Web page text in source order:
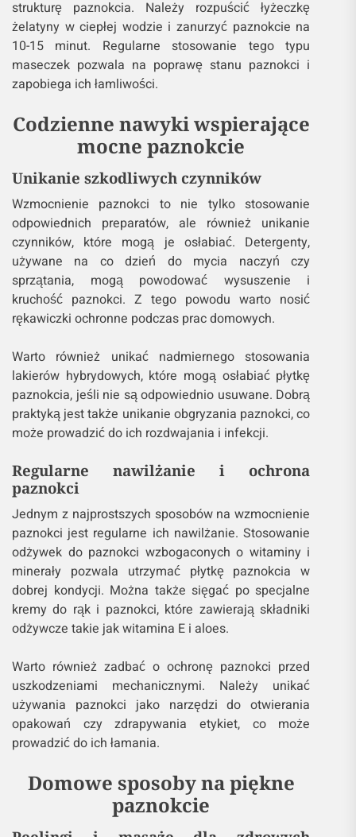
strukturę paznokcia. Należy rozpuścić łyżeczkę
żelatyny w ciepłej wodzie i zanurzyć paznokcie na
10-15 minut. Regularne stosowanie tego typu
maseczek pozwala na poprawę stanu paznokci i
zapobiega ich łamliwości.
Codzienne nawyki wspierające
mocne paznokcie
Unikanie szkodliwych czynników
Wzmocnienie paznokci to nie tylko stosowanie
odpowiednich preparatów, ale również unikanie
czynników, które mogą je osłabiać. Detergenty,
używane na co dzień do mycia naczyń czy
sprzątania, mogą powodować wysuszenie i
kruchość paznokci. Z tego powodu warto nosić
rękawiczki ochronne podczas prac domowych.
Warto również unikać nadmiernego stosowania
lakierów hybrydowych, które mogą osłabiać płytkę
paznokcia, jeśli nie są odpowiednio usuwane. Dobrą
praktyką jest także unikanie obgryzania paznokci, co
może prowadzić do ich rozdwajania i infekcji.
Regularne nawilżanie i ochrona
paznokci
Jednym z najprostszych sposobów na wzmocnienie
paznokci jest regularne ich nawilżanie. Stosowanie
odżywek do paznokci wzbogaconych o witaminy i
minerały pozwala utrzymać płytkę paznokcia w
dobrej kondycji. Można także sięgać po specjalne
kremy do rąk i paznokci, które zawierają składniki
odżywcze takie jak witamina E i aloes.
Warto również zadbać o ochronę paznokci przed
uszkodzeniami mechanicznymi. Należy unikać
używania paznokci jako narzędzi do otwierania
opakowań czy zdrapywania etykiet, co może
prowadzić do ich łamania.
Domowe sposoby na piękne
paznokcie